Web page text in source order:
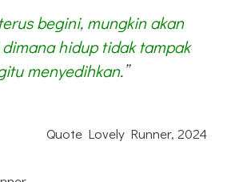
begini, mungkin akan
hidup tidak tampak
menyedihkan.”
Quote Lovely Runner, 2024